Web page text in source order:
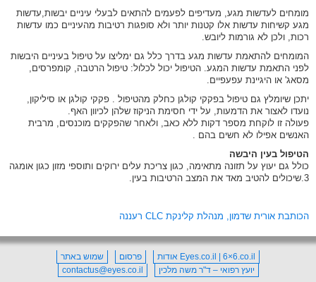
מומחים לעדשות מגע, מעדיפים לפעמים להתאים לבעלי עיניים יבשות,עדשות
מגע קשיחות עדשות אלו קטנות יותר ולא סופגות רטיבות מהעיניים כמו עדשות
רכות, ולכן לא גורמות ליובש.
המומחים להתאמת עדשות מגע בדרך כלל גם ימליצו על טיפול בעיניים היבשות
לפני התאמת עדשות המגע. הטיפול יכול לכלול: טיפול הרטבה, קומפרסים,
מסאג' או היגיינת עפעפיים.
יתכן שיומלץ גם טיפול בפקקי קולגן כחלק מהטיפול . פקקי קולגן או סיליקון,
נועדו לאצור את הדמעות, על ידי חסימת הניקוז שלהן לכיוון האף.
פעולה זו לוקחת מספר דקות ללא כאב, ולאחר שהפקקים מוכנסים, מרבית
האנשים אפילו לא חשים בהם .
הטיפול בעין היבשה
כולל גם יעוץ על תזונה מתאימה, כגון צריכת עלים ירוקים ותוספי מזון כגון אומגה
3.שיכולים להטיב מאד את המצב הרטיבות בעין.
הכותבת אורית שדמון, מנהלת קלינקת CLC רעננה
Eyes.co.il | 6×6.co.il אודות פרסום
שמוש באתר
יועץ רפואי – ד"ר משה מלכין
contactus@eyes.co.il